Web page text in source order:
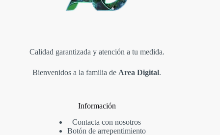
Calidad garantizada y atención a tu medida.
Bienvenidos a la familia deArea Digital.
Información
Contacta con nosotros
Botón de arrepentimiento